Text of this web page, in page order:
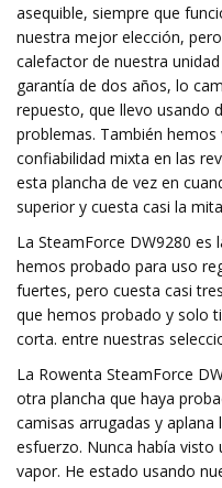
asequible, siempre que
nuestra mejor elección,
calefactor de nuestra
garantía de dos años, lo
repuesto, que llevo usando
problemas. También
confiabilidad mixta en las
esta plancha de vez en
superior y cuesta casi la
La SteamForce DW9280 es
hemos probado para uso
fuertes, pero cuesta casi
que hemos probado y solo
corta. entre nuestras
La Rowenta SteamForce
otra plancha que haya
camisas arrugadas y aplana
esfuerzo. Nunca había visto
vapor. He estado usando